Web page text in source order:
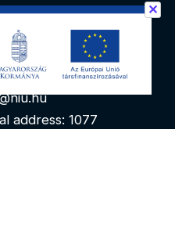
nyilatkozat
address: 1077
✕